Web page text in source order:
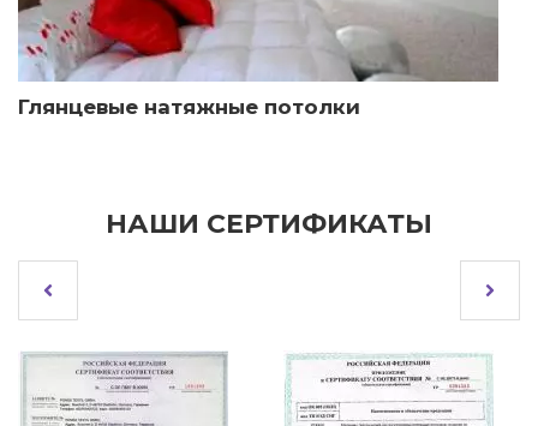
Глянцевые натяжные потолки
НАШИ СЕРТИФИКАТЫ